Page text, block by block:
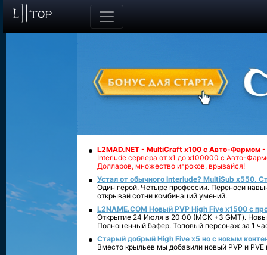
L2MAD.NET - MultiCraft x100 с Авто-Фармом
Interlude сервера от х1 до х100000 с Авто-
Долларов, множество игроков, врывайся!
Устал от обычного Interlude? MultiSub x550.
Один герой. Четыре профессии. Переноси
открывай сотни комбинаций умений.
L2NAME.COM Новый PVP High Five x1500 с
Открытие 24 Июля в 20:00 (МСК +3 GMT).
Полноценный бафер. Топовый персонаж за 1
Старый добрый High Five x5 но с новым
Вместо крыльев мы добавили новый PVP и PVE